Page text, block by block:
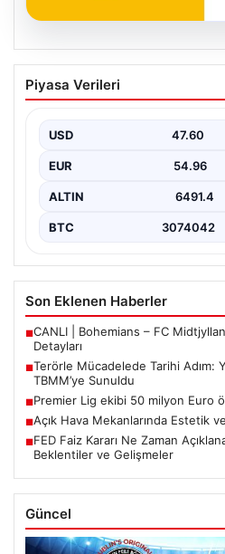
Premier Lig ekibi 50
Madrid’den aldı!
Piyasa Verileri
USD 47.60
EUR 54.96
ALTIN 6491.4
BTC 3074042
Son Eklenen Haberler
■CANLI | Bohemians – FC
Detayları
■Terörle Mücadelede Tarihi Adım:
TBMM’ye Sunuldu
■Premier Lig ekibi 50 milyon Euro
■Açık Hava Mekanlarında Estetik
■FED Faiz Kararı Ne Zaman
Beklentiler ve Gelişmeler
Güncel